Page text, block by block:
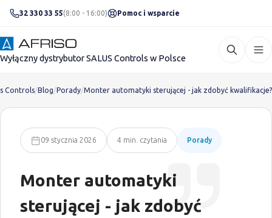
32 330 33 55(8:00 - 16:00) Pomoc i wsparcie
Wyłączny dystrybutor SALUS Controls w Polsce
Controls/ Blog/ Porady/Monter automatyki sterującej - jak zdobyć kwalifikacje?
09 stycznia 2026 4 min. czytania Porady
Monter automatyki
sterującej - jak zdobyć